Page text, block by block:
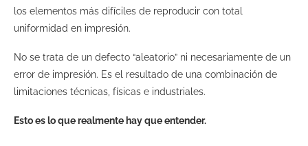
los elementos más difíciles de reproducir con total
uniformidad en impresión.
No se trata de un defecto “aleatorio” ni necesariamente de un
error de impresión. Es el resultado de una combinación de
limitaciones técnicas, físicas e industriales.
Esto es lo que realmente hay que entender.